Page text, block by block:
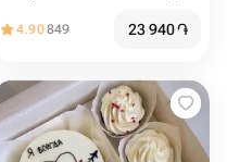
4.90849 23 940֏